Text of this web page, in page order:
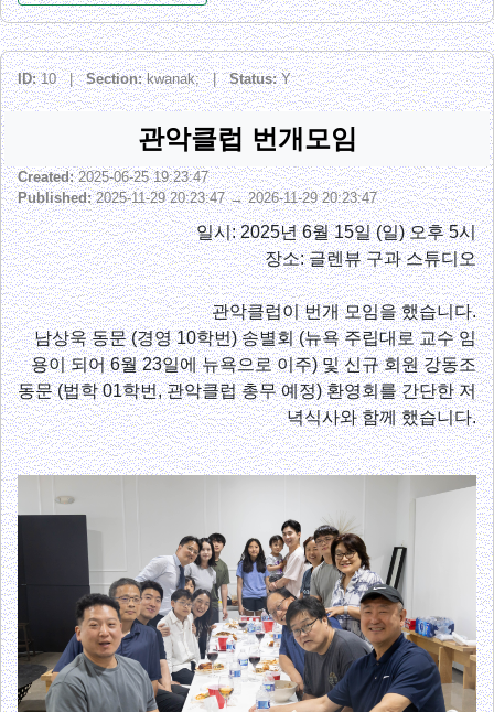
ID:10 |Section:kwanak; |Status:Y
관악클럽 번개모임
Created:2025-06-25 19:23:47
Published:2025-11-29 20:23:47 → 2026-11-29 20:23:47
일시: 2025년 6월 15일 (일) 오후 5시
장소: 글렌뷰 구과 스튜디오
관악클럽이 번개 모임을 했습니다.
남상욱 동문 (경영 10학번) 송별회 (뉴욕 주립대로 교수 임
용이 되어 6월 23일에 뉴욕으로 이주) 및 신규 회원 강동조
동문 (법학 01학번, 관악클럽 총무 예정) 환영회를 간단한 저
녁식사와 함께 했습니다.